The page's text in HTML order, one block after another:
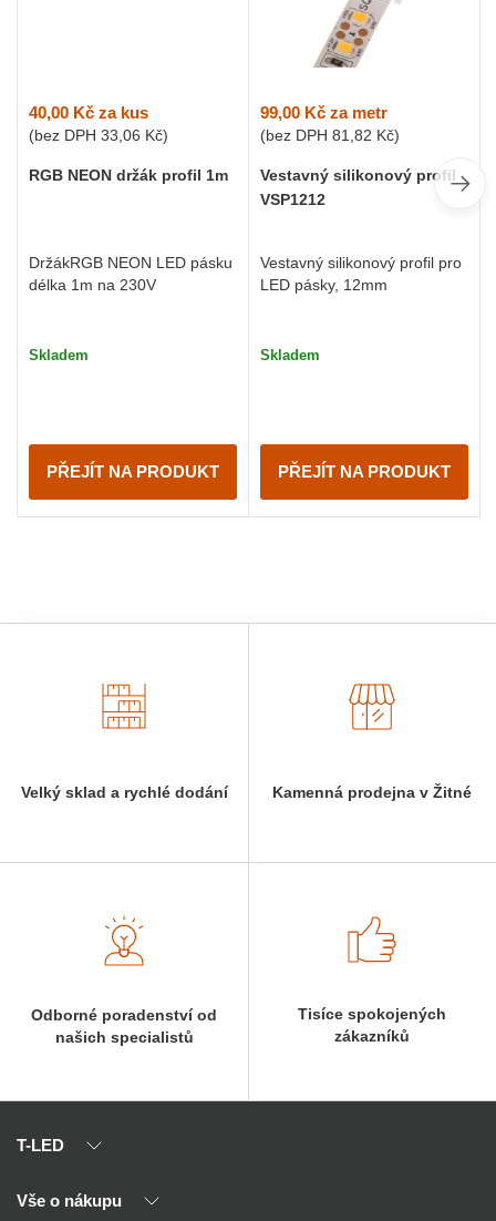
40,00 Kč za kus
(bez DPH 33,06 Kč)
RGB NEON držák profil 1m
DržákRGB NEON LED pásku
délka 1m na 230V
Skladem
PŘEJÍT NA PRODUKT
99,00 Kč za metr
(bez DPH 81,82 Kč)
Vestavný silikonový profil
VSP1212
Vestavný silikonový profil pro
LED pásky, 12mm
Skladem
PŘEJÍT NA PRODUKT
Velký sklad a rychlé dodání Kamenná prodejna v Žitné
Odborné poradenství od
našich specialistů
Tisíce spokojených
zákazníků
T-LED
O nás
Vše o nákupu